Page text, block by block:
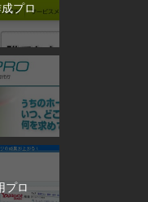
プロ
プロ